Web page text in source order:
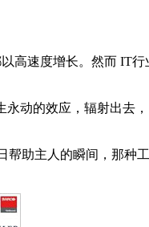
速度增长。然而 IT行
动的效应，辐射出去
助主人的瞬间，那种